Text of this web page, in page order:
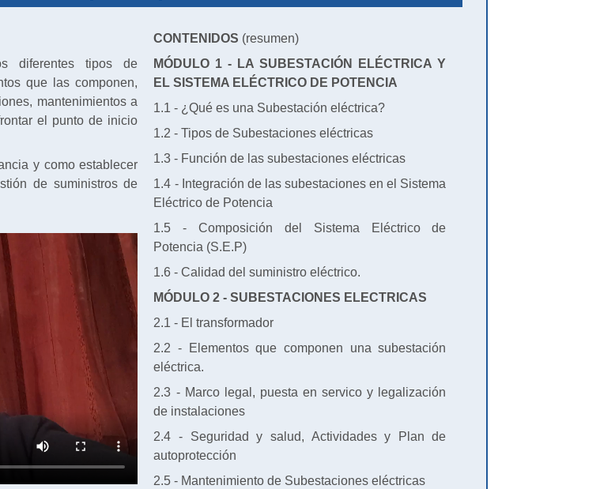
diferentes tipos de
que las componen,
mantenimientos a
el punto de inicio
y como establecer
de suministros de
CONTENIDOS (resumen)
MÓDULO 1 - LA SUBESTACIÓN ELÉCTRICA Y
EL SISTEMA ELÉCTRICO DE POTENCIA
1.1 - ¿Qué es una Subestación eléctrica?
1.2 - Tipos de Subestaciones eléctricas
1.3 - Función de las subestaciones eléctricas
1.4 - Integración de las subestaciones en el Sistema
Eléctrico de Potencia
1.5 - Composición del Sistema Eléctrico de
Potencia (S.E.P)
1.6 - Calidad del suministro eléctrico.
MÓDULO 2 - SUBESTACIONES ELECTRICAS
2.1 - El transformador
2.2 - Elementos que componen una subestación
eléctrica.
2.3 - Marco legal, puesta en servico y legalización
de instalaciones
2.4 - Seguridad y salud, Actividades y Plan de
autoprotección
2.5 - Mantenimiento de Subestaciones eléctricas